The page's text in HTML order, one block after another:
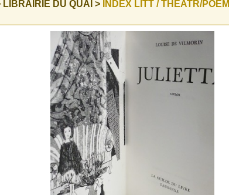
LIBRAIRIE DU QUAI > INDEX LITT / THEATR/POEM